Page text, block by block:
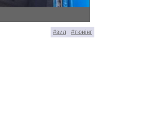
#зил #тюнінг